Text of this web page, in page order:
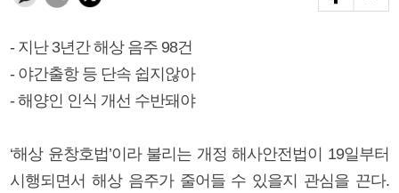
- 지난 3년간 해상 음주 98건
- 야간출항 등 단속 쉽지않아
- 해양인 인식 개선 수반돼야
‘해상 윤창호법’이라 불리는 개정 해사안전법이 19일부터
시행되면서 해상 음주가 줄어들 수 있을지 관심을 끈다.